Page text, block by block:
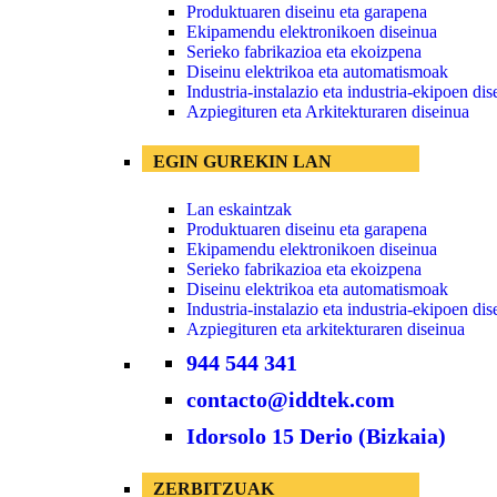
Produktuaren diseinu eta garapena
Ekipamendu elektronikoen diseinua
Serieko fabrikazioa eta ekoizpena
Diseinu elektrikoa eta automatismoak
Industria-instalazio eta industria-ekipoen
Azpiegituren eta Arkitekturaren diseinua
EGIN GUREKIN LAN
Lan eskaintzak
Produktuaren diseinu eta garapena
Ekipamendu elektronikoen diseinua
Serieko fabrikazioa eta ekoizpena
Diseinu elektrikoa eta automatismoak
Industria-instalazio eta industria-ekipoen
Azpiegituren eta arkitekturaren diseinua
944 544 341
contacto@iddtek.com
Idorsolo 15 Derio (Bizkaia)
ZERBITZUAK